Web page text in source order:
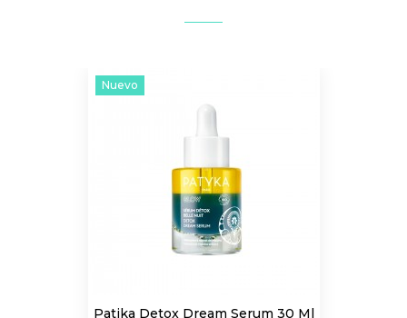
Patika Detox Dream Serum 30 Ml
Nuevo